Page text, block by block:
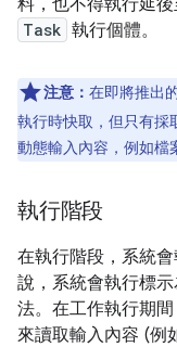
料，也不得執行延
Task 執行個體。
注意： 在即將推出
執行時快取，但只有採
動態輸入內容，例如檔
執行階段
在執行階段，系統
說，系統會執行標示
法。在工作執行期
來讀取輸入內容 (例